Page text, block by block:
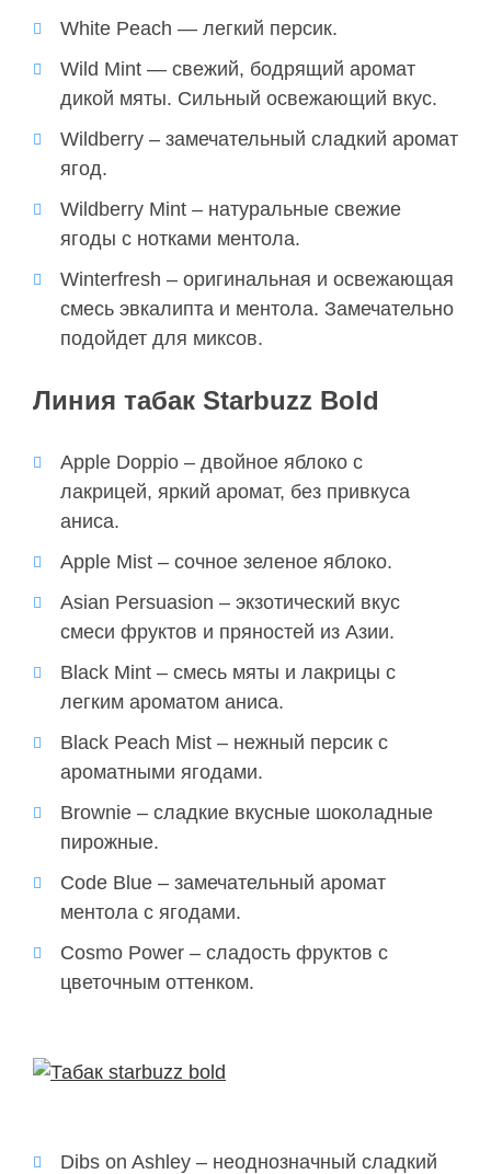
White Peach — легкий персик.
Wild Mint — свежий, бодрящий аромат
дикой мяты. Сильный освежающий вкус.
Wildberry – замечательный сладкий аромат
ягод.
Wildberry Mint – натуральные свежие
ягоды с нотками ментола.
Winterfresh – оригинальная и освежающая
смесь эвкалипта и ментола. Замечательно
подойдет для миксов.
Линия табак Starbuzz Bold
Apple Doppio – двойное яблоко с
лакрицей, яркий аромат, без привкуса
аниса.
Apple Mist – сочное зеленое яблоко.
Asian Persuasion – экзотический вкус
смеси фруктов и пряностей из Азии.
Black Mint – смесь мяты и лакрицы с
легким ароматом аниса.
Black Peach Mist – нежный персик с
ароматными ягодами.
Brownie – сладкие вкусные шоколадные
пирожные.
Code Blue – замечательный аромат
ментола с ягодами.
Cosmo Power – сладость фруктов с
цветочным оттенком.
Dibs on Ashley – неоднозначный сладкий